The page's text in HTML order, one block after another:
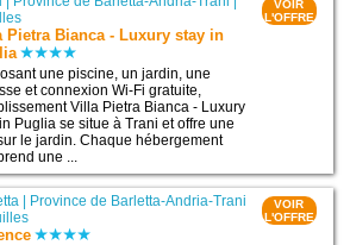
Pietra Bianca - Luxury stay in
une piscine, un jardin, une
et connexion Wi-Fi gratuite,
Villa Pietra Bianca - Luxury
Puglia se situe à Trani et offre une
le jardin. Chaque hébergement
une ...
VOIR
L'OFFRE
| Province de Barletta-Andria-Trani
VOIR
L'OFFRE